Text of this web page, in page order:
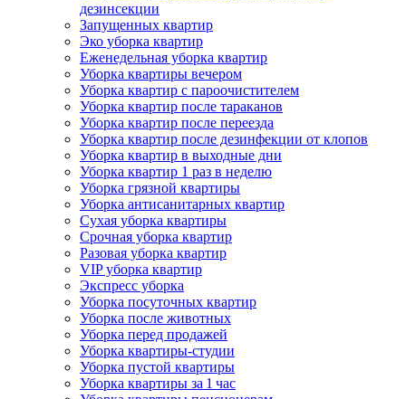
дезинсекции
Запущенных квартир
Эко уборка квартир
Еженедельная уборка квартир
Уборка квартиры вечером
Уборка квартир с пароочистителем
Уборка квартир после тараканов
Уборка квартир после переезда
Уборка квартир после дезинфекции от клопов
Уборка квартир в выходные дни
Уборка квартир 1 раз в неделю
Уборка грязной квартиры
Уборка антисанитарных квартир
Сухая уборка квартиры
Срочная уборка квартир
Разовая уборка квартир
VIP уборка квартир
Экспресс уборка
Уборка посуточных квартир
Уборка после животных
Уборка перед продажей
Уборка квартиры-студии
Уборка пустой квартиры
Уборка квартиры за 1 час